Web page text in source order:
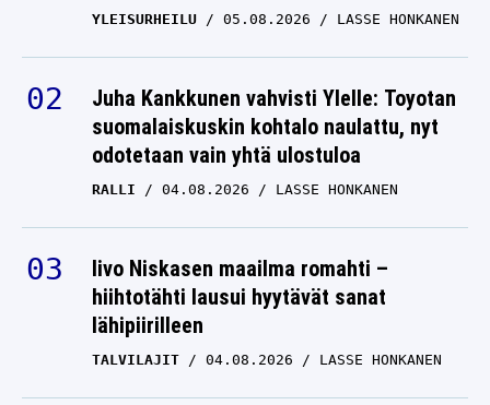
YLEISURHEILU 05.08.2026 LASSE HONKANEN
Juha Kankkunen vahvisti Ylelle: Toyotan
suomalaiskuskin kohtalo naulattu, nyt
odotetaan vain yhtä ulostuloa
RALLI 04.08.2026 LASSE HONKANEN
Iivo Niskasen maailma romahti –
hiihtotähti lausui hyytävät sanat
lähipiirilleen
TALVILAJIT 04.08.2026 LASSE HONKANEN